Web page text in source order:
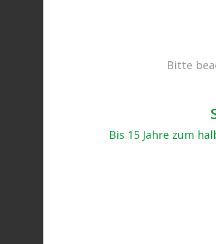
Bitte
Bis 15 Jahre zum